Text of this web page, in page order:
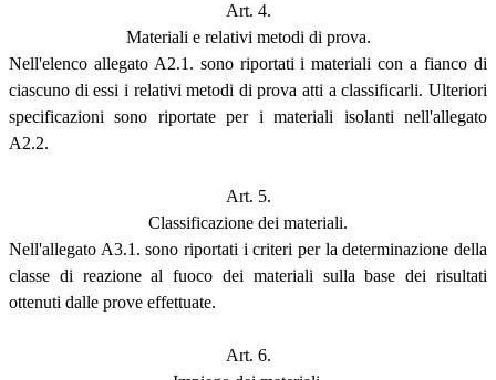
Art. 4.
Materiali e relativi metodi di prova.
Nell'elenco allegato A2.1. sono riportati i materiali con a fianco di
ciascuno di essi i relativi metodi di prova atti a classificarli. Ulteriori
specificazioni sono riportate per i materiali isolanti nell'allegato
A2.2.
Art. 5.
Classificazione dei materiali.
Nell'allegato A3.1. sono riportati i criteri per la determinazione della
classe di reazione al fuoco dei materiali sulla base dei risultati
ottenuti dalle prove effettuate.
Art. 6.